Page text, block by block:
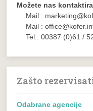
Možete nas
Mail :
Mail :
Tel.: 00387 (0)61 /
Zašto
Odabrane agencije